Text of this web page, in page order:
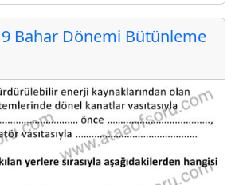
Bahar Dönemi Bütünleme